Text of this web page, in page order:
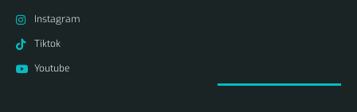
Instagram
Tiktok
Youtube